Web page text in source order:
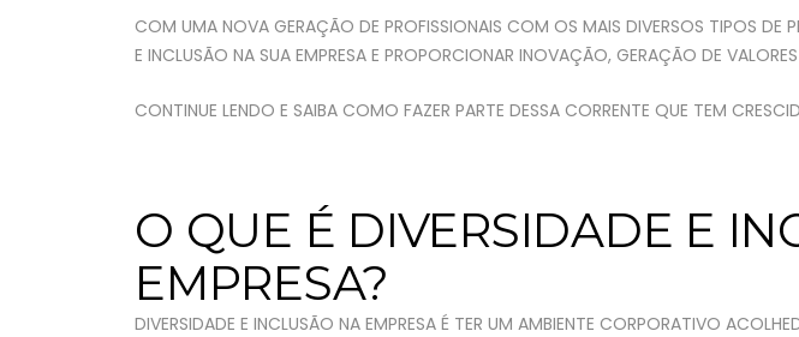
COM UMA NOVA GERAÇÃO DE PROFISSIONAIS COM OS MAIS DIVERSOS TIPOS DE
E INCLUSÃO NA SUA EMPRESA E PROPORCIONAR INOVAÇÃO, GERAÇÃO DE
CONTINUE LENDO E SAIBA COMO FAZER PARTE DESSA CORRENTE QUE TEM
O QUE É DIVERSIDADE E
EMPRESA?
DIVERSIDADE E INCLUSÃO NA EMPRESA É TER UM AMBIENTE CORPORATIVO